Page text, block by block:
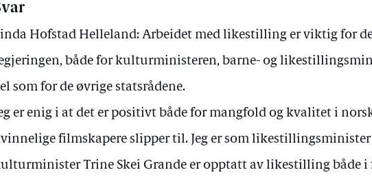
Hofstad Helleland: Arbeidet med likestilling er viktig for
både for kulturministeren, barne- og
som for de øvrige statsrådene.
er enig i at det er positivt både for mangfold og kvalitet i
filmskapere slipper til. Jeg er som
Trine Skei Grande er opptatt av likestilling både